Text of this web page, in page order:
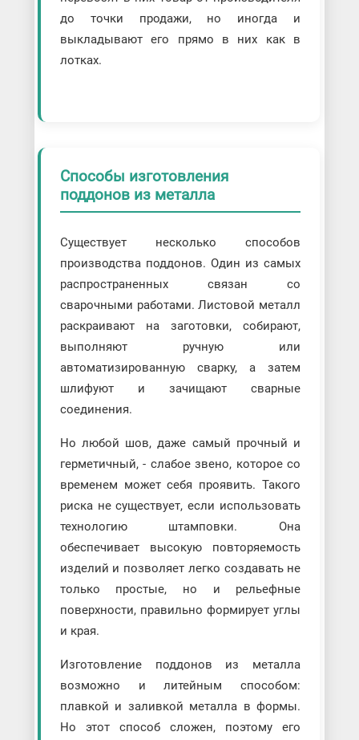
до точки продажи, но иногда и
выкладывают его прямо в них как в
лотках.
Способы изготовления
поддонов из металла
Существует несколько способов
производства поддонов. Один из самых
распространенных связан со
сварочными работами. Листовой металл
раскраивают на заготовки, собирают,
выполняют ручную или
автоматизированную сварку, а затем
шлифуют и зачищают сварные
соединения.
Но любой шов, даже самый прочный и
герметичный, - слабое звено, которое со
временем может себя проявить. Такого
риска не существует, если использовать
технологию штамповки. Она
обеспечивает высокую повторяемость
изделий и позволяет легко создавать не
только простые, но и рельефные
поверхности, правильно формирует углы
и края.
Изготовление поддонов из металла
возможно и литейным способом:
плавкой и заливкой металла в формы.
Но этот способ сложен, поэтому его